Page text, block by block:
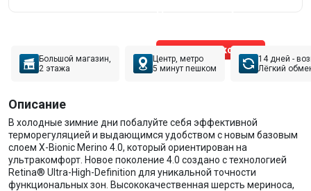
Позвонить эксперту
Большой магазин,
2 этажа
Центр, метро
5 минут пешком
14 дней -
Лёгкий
Описание
В холодные зимние дни побалуйте себя эффективной
терморегуляцией и выдающимся удобством с новым базовым
слоем X-Bionic Merino 4.0, который ориентирован на
ультракомфорт. Новое поколение 4.0 создано с технологией
Retina® Ultra-High-Definition для уникальной точности
функциональных зон. Высококачественная шерсть мериноса,